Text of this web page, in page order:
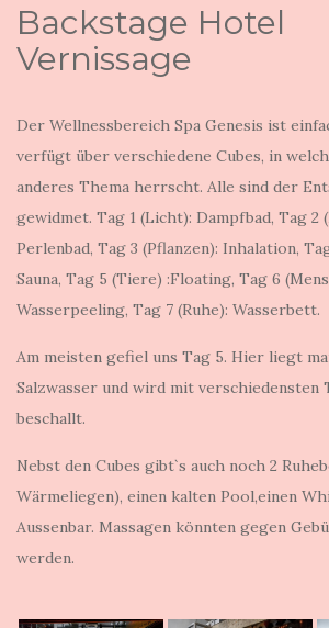
Backstage Hotel
Vernissage
Der Wellnessbereich Spa Genesis ist
verfügt über verschiedene Cubes, in
anderes Thema herrscht. Alle sind der
gewidmet. Tag 1 (Licht): Dampfbad, Tag 2
Perlenbad, Tag 3 (Pflanzen): Inhalation,
Sauna, Tag 5 (Tiere) :Floating, Tag 6
Wasserpeeling, Tag 7 (Ruhe): Wasserbett.
Am meisten gefiel uns Tag 5. Hier liegt
Salzwasser und wird mit verschiedensten
beschallt.
Nebst den Cubes gibt`s auch noch 2
Wärmeliegen), einen kalten Pool,einen
Aussenbar. Massagen könnten gegen
werden.